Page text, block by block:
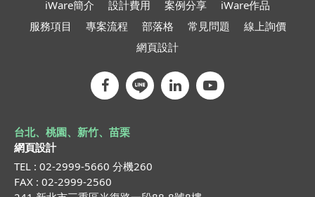
iWare簡介 設計費用 案例分享
iWare作品
服務項目
專案流程 部落格 常見問題
線上詢價
網頁設計
台北、桃園、新竹、苗栗
網頁設計
TEL : 02-2999-5660 分機260
FAX : 02-2999-2560